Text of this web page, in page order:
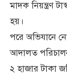
মাদক নিয়ন্ত্রণ
হয়।
পরে অভিযানে
আদালত
২ হাজার টাকা